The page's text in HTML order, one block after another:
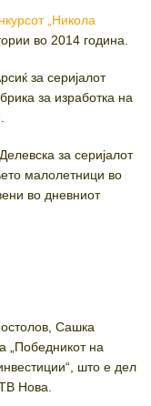
„Никола
во 2014 година.
за серијалот
за изработка на
за серијалот
малолетници во
во дневниот
Сашка
„Победникот на
што е дел
Нова.